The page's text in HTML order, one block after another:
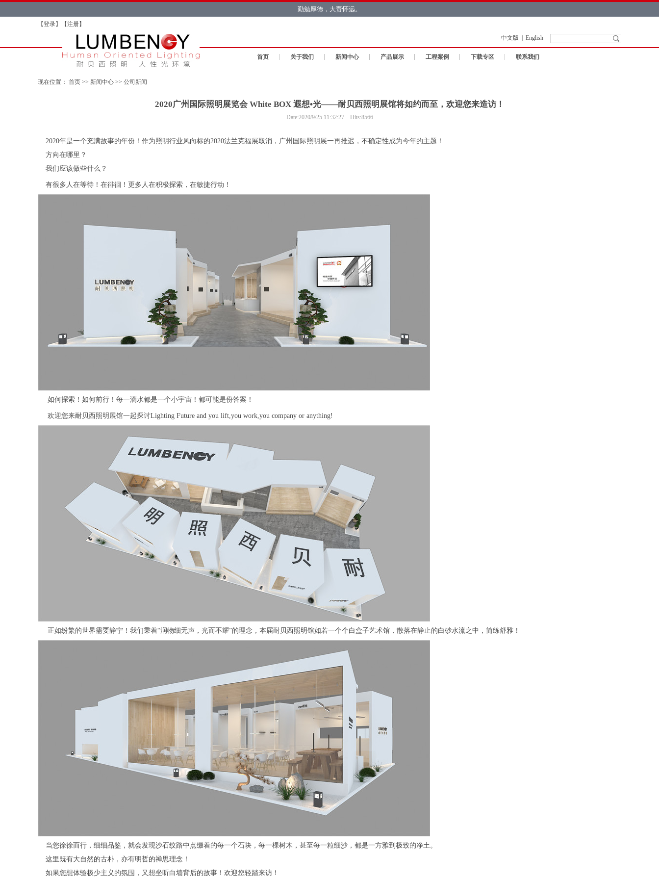
勤勉厚德，大责怀远。
【登录】【注册】
首页 关于我们 新闻中心 产品展示 工程案例 下载专区 联系我们
中文版 English
现在位置： 首页 >> 新闻中心 >> 公司新闻
2020广州国际照明展览会 White BOX 遐想•光——耐贝西照明展馆将如约而至，欢迎您来造访！
Date:2020/9/25 11:32:27 Hits:8566
2020年是一个充满故事的年份！作为照明行业风向标的2020法兰克福展取消，广州国际照明展一再推迟，不确定性成为今年的主题！
方向在哪里？
我们应该做些什么？
有很多人在等待！在徘徊！更多人在积极探索，在敏捷行动！
如何探索！如何前行！每一滴水都是一个小宇宙！都可能是份答案！
欢迎您来耐贝西照明展馆一起探讨Lighting Future and you lift,you work,you company or anything!
正如纷繁的世界需要静宁！我们秉着“润物细无声，光而不耀”的理念，本届耐贝西照明馆如若一个个白盒子艺术馆，散落在静止的白砂水流之中，简练舒雅！
当您徐徐而行，细细品鉴，就会发现沙石纹路中点缀着的每一个石块，每一棵树木，甚至每一粒细沙，都是一方雅到极致的净土。
这里既有大自然的古朴，亦有明哲的禅思理念！
如果您想体验极少主义的氛围，又想坐听白墙背后的故事！欢迎您轻踏来访！